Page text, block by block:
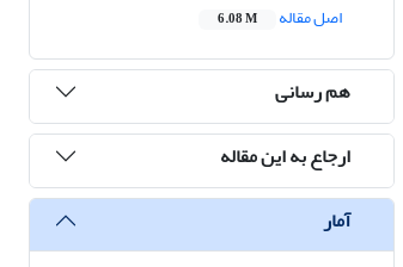
اصل مقاله
6.08 M
هم رسانی
ارجاع به این مقاله
آمار